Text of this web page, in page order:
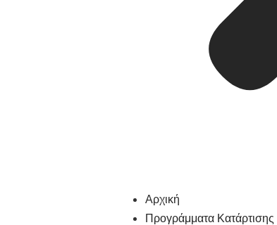
Αρχική
Προγράμματα Κατάρτισης